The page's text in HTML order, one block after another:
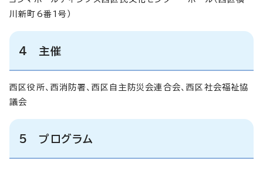
川新町6番1号）
4 主催
西区役所、西消防署、西区自主防災会連合会、西区社会福祉協
議会
5 プログラム